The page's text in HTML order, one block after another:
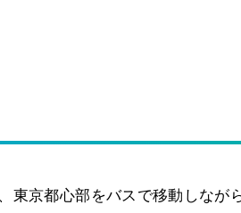
京都心部をバスで移動しなが